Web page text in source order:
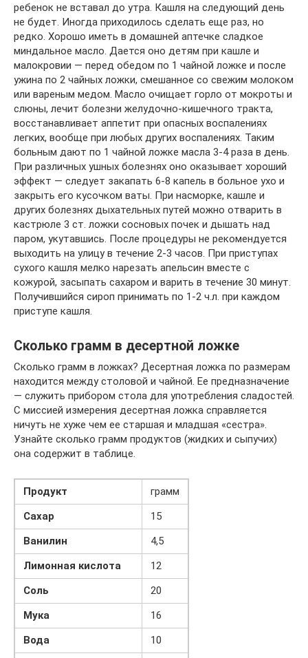
ребенок не вставал до утра. Кашля на следующий день
не будет. Иногда приходилось сделать еще раз, но
редко. Хорошо иметь в домашней аптечке сладкое
миндальное масло. Дается оно детям при кашле и
малокровии — перед обедом по 1 чайной ложке и после
ужина по 2 чайных ложки, смешанное со свежим молоком
или вареным медом. Масло очищает горло от мокроты и
слюны, лечит болезни желудочно-кишечного тракта,
восстанавливает аппетит при опасных воспалениях
легких, вообще при любых других воспалениях. Таким
больным дают по 1 чайной ложке масла 3-4 раза в день.
При различных ушных болезнях оно оказывает хороший
эффект — следует закапать 6-8 капель в больное ухо и
закрыть его кусочком ваты. При насморке, кашле и
других болезнях дыхательных путей можно отварить в
кастрюле 3 ст. ложки сосновых почек и дышать над
паром, укутавшись. После процедуры не рекомендуется
выходить на улицу в течение 2-3 часов. При приступах
сухого кашля мелко нарезать апельсин вместе с
кожурой, засыпать сахаром и варить в течение 30 минут.
Получившийся сироп принимать по 1-2 ч.л. при каждом
приступе кашля.
Сколько грамм в десертной ложке
Сколько грамм в ложках? Десертная ложка по размерам
находится между столовой и чайной. Ее предназначение
— служить прибором стола для употребления сладостей.
С миссией измерения десертная ложка справляется
ничуть не хуже чем ее старшая и младшая «сестра».
Узнайте сколько грамм продуктов (жидких и сыпучих)
она содержит в таблице.
Продукт
грамм
Сахар
15
Ванилин
4,5
Лимонная кислота
12
Соль
20
Мука
16
Вода
10